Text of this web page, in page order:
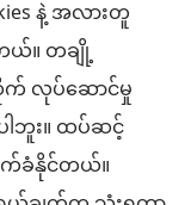
နဲ့ အလားတူ
ယ်။ တချို့
လုပ်ဆောင်မှု
ါဘူး။ ထပ်ဆင့်
ခံနိုင်တယ်။